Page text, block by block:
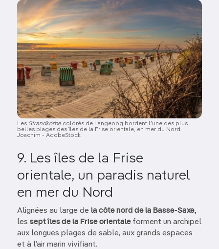
Image
Les Strandkörbe colorés de Langeoog bordent l’une des plus
belles plages des îles de la Frise orientale, en mer du Nord.
Joachim - AdobeStock
9. Les îles de la Frise
orientale, un paradis naturel
en mer du Nord
Alignées au large de la côte nord de la Basse-Saxe,
les sept îles de la Frise orientale forment un archipel
aux longues plages de sable, aux grands espaces
et à l’air marin vivifiant.